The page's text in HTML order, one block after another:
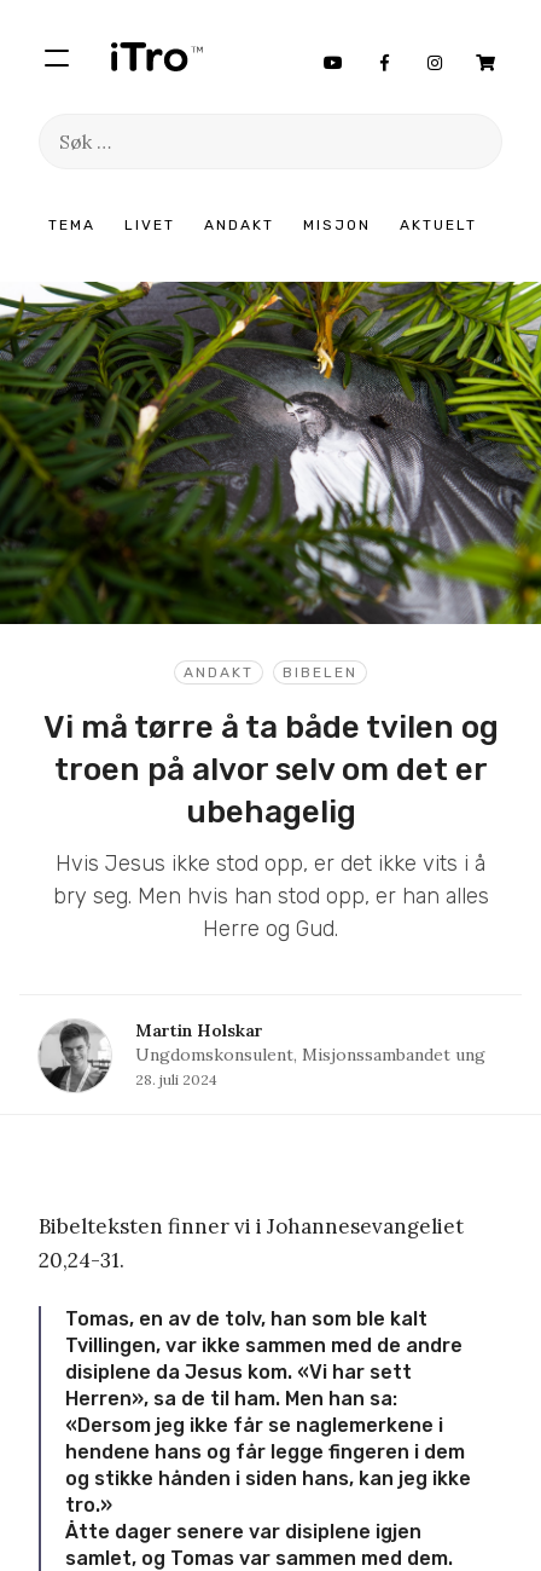
TEMA LIVET ANDAKT MISJON AKTUELT
Søk
ANDAKT BIBELEN
Vi må tørre å ta både tvilen og
troen på alvor selv om det er
ubehagelig
Hvis Jesus ikke stod opp, er det ikke vits i å
bry seg. Men hvis han stod opp, er han alles
Herre og Gud.
Martin Holskar
Ungdomskonsulent, Misjonssambandet ung
28. juli 2024
Bibelteksten finner vi i Johannesevangeliet
20,24-31.
Tomas, en av de tolv, han som ble kalt
Tvillingen, var ikke sammen med de andre
disiplene da Jesus kom. «Vi har sett
Herren», sa de til ham. Men han sa:
«Dersom jeg ikke får se naglemerkene i
hendene hans og får legge fingeren i dem
og stikke hånden i siden hans, kan jeg ikke
tro.»
Åtte dager senere var disiplene igjen
samlet, og Tomas var sammen med dem.